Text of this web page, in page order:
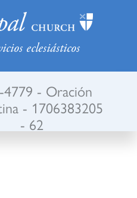
eclesiásticos
4779 - Oración
- 1706383205
- 62